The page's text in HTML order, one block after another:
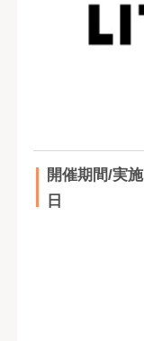
開催期間/実施
日